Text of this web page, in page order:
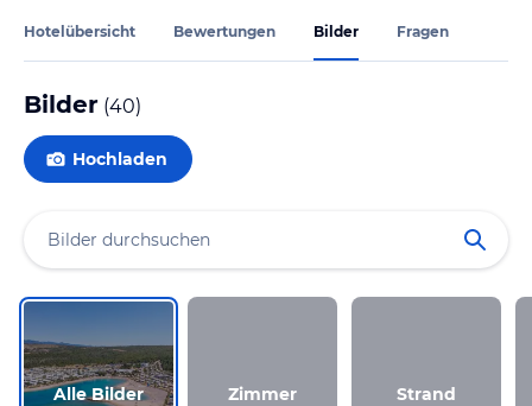
Hotelübersicht Bewertungen Bilder Fragen
Bilder (40)
Hochladen
Alle Bilder Zimmer Strand